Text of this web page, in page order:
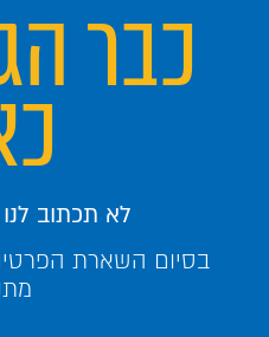
כבר
לא תכתוב
בסיום השארת